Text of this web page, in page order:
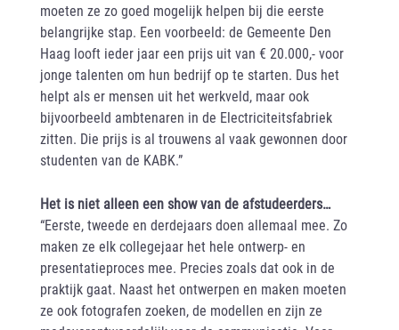
moeten ze zo goed mogelijk helpen bij die eerste
belangrijke stap. Een voorbeeld: de Gemeente Den
Haag looft ieder jaar een prijs uit van € 20.000,- voor
jonge talenten om hun bedrijf op te starten. Dus het
helpt als er mensen uit het werkveld, maar ook
bijvoorbeeld ambtenaren in de Electriciteitsfabriek
zitten. Die prijs is al trouwens al vaak gewonnen door
studenten van de KABK.”
Het is niet alleen een show van de afstudeerders…
“Eerste, tweede en derdejaars doen allemaal mee. Zo
maken ze elk collegejaar het hele ontwerp- en
presentatieproces mee. Precies zoals dat ook in de
praktijk gaat. Naast het ontwerpen en maken moeten
ze ook fotografen zoeken, de modellen en zijn ze